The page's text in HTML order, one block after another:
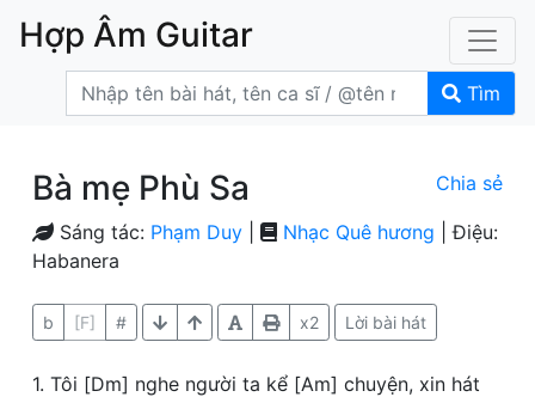
Hợp Âm Guitar
Tìm
Bà mẹ Phù Sa Chia sẻ
Sáng tác: Phạm Duy Nhạc Quê hương | Điệu:
Habanera
b [F] # x2 Lời bài hát
1. Tôi [Dm] nghe người ta kể [Am] chuyện, xin hát